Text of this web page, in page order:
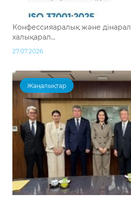
Конфессияаралық және
халықарал...
27.07.2026
Жаңалықтар